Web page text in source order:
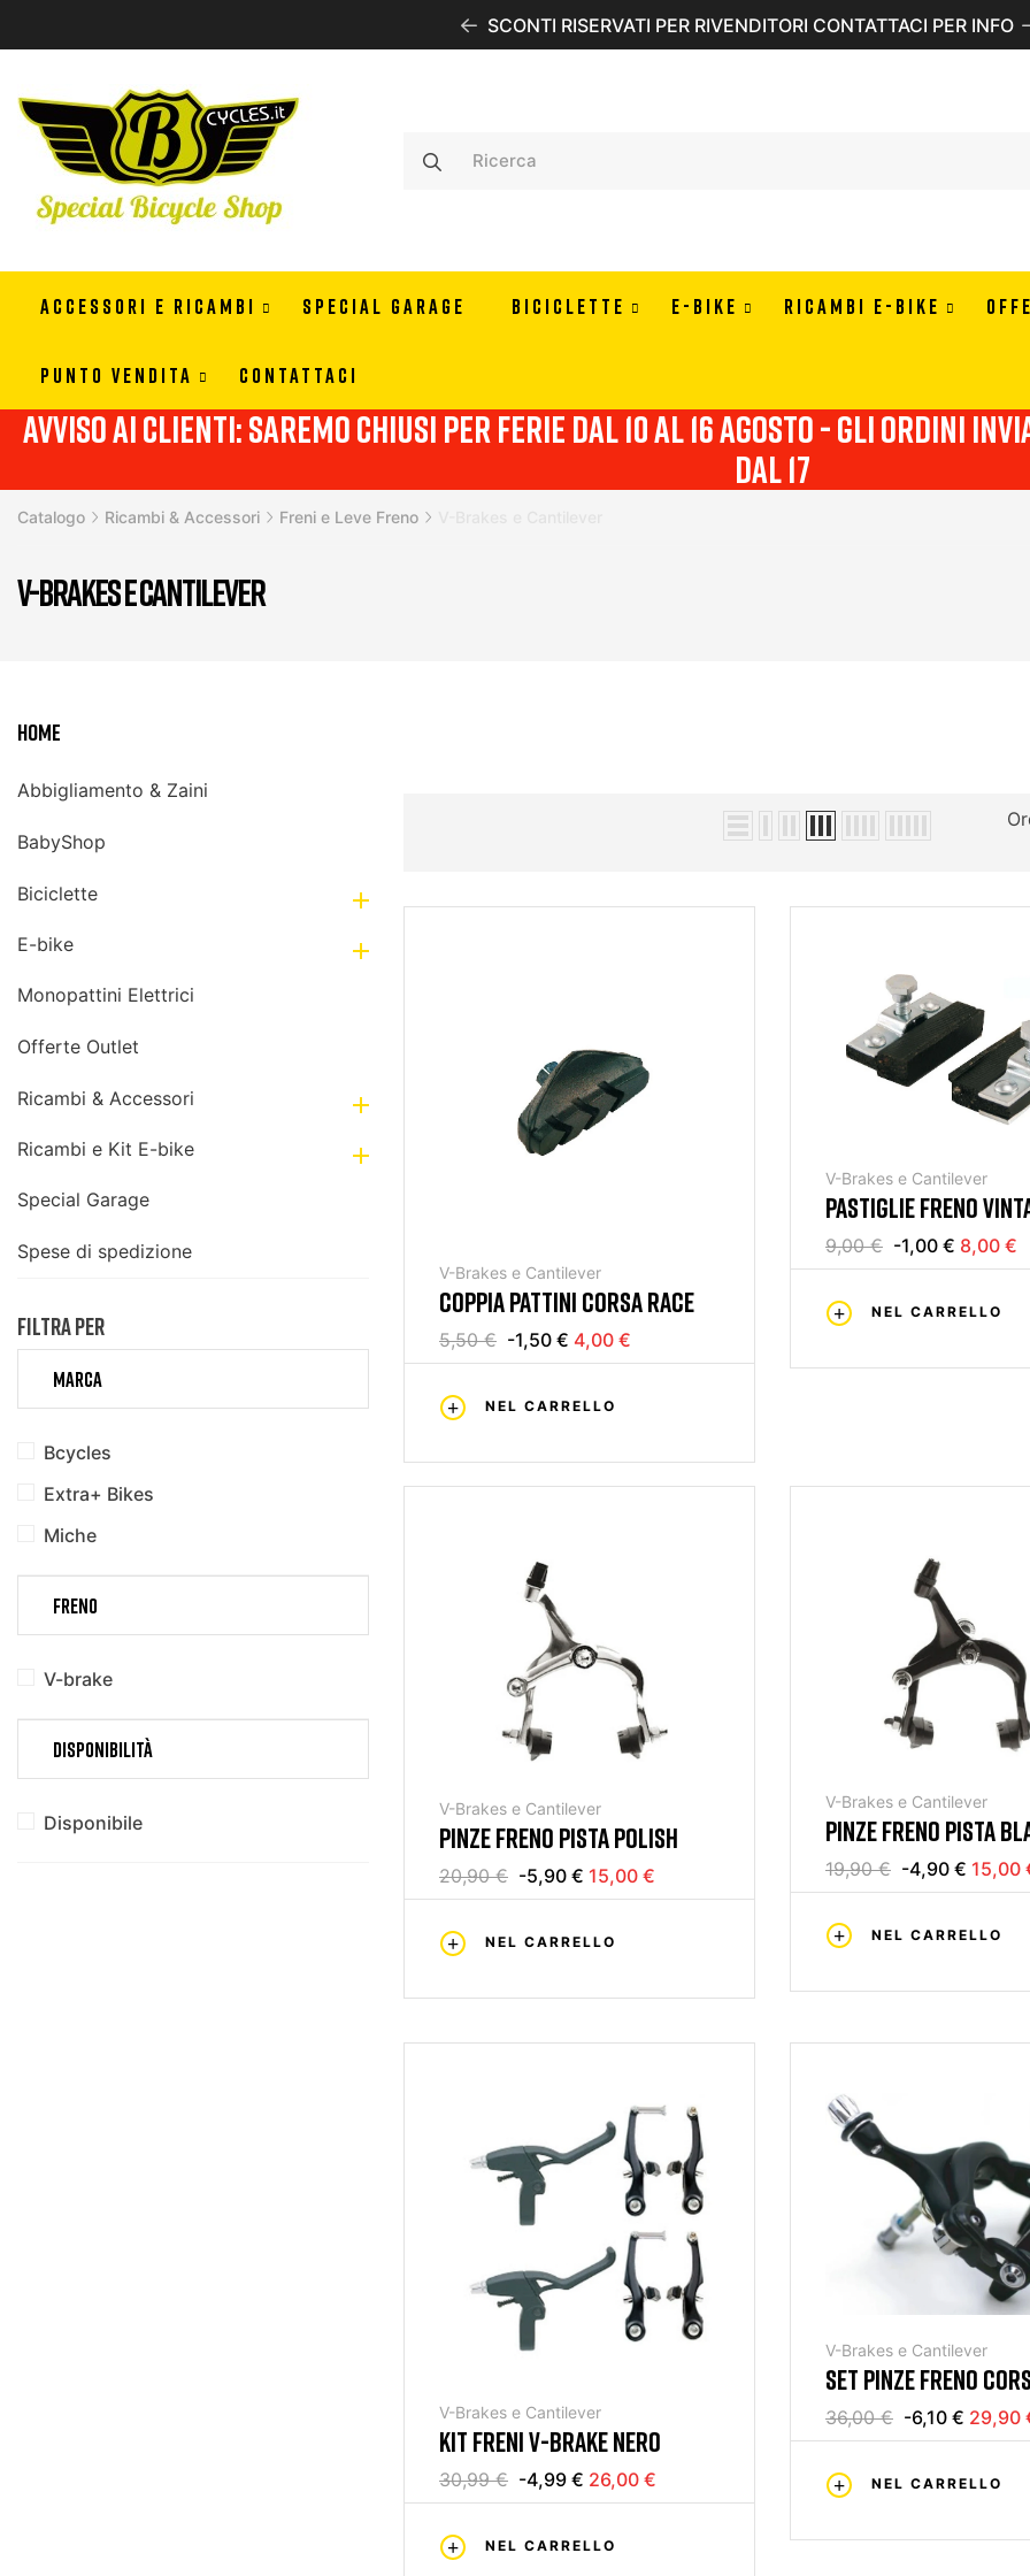
SCONTI RISERVATI PER RIVENDITORI CONTATTACI PER INFO
ACCESSORI E RICAMBI SPECIAL GARAGE BICICLETTE E-BIKE RICAMBI E-BIKE
PUNTO VENDITA CONTATTACI
Avviso ai clienti: Saremo chiusi per ferie dal 10 al 16 agosto - Gli ordini
dal 17
Catalogo Ricambi & Accessori Freni e Leve Freno
V-BRAKES E CANTILEVER
Home
Abbigliamento & Zaini
BabyShop
Biciclette 
E-bike 
Monopattini Elettrici
Offerte Outlet
Ricambi & Accessori 
Ricambi e Kit E-bike 
Special Garage
Spese di spedizione
FILTRA PER
MARCA
Bcycles
Extra+ Bikes
Miche
FRENO
V-brake
DISPONIBILITÀ
Disponibile
V-Brakes e Cantilever
COPPIA PATTINI CORSA RACE
5,50 € -1,50 € 4,00 €
NEL CARRELLO
V-Brakes e Cantilever
PASTIGLIE FRENO
ERRE PADS
9,00 € -1,00 € 8,00 €
NEL CARRELLO
V-Brakes e Cantilever
PINZE FRENO PISTA POLISH
20,90 € -5,90 € 15,00 €
NEL CARRELLO
V-Brakes e Cantilever
PINZE FRENO PISTA
19,90 € -4,90 € 15,00
NEL CARRELLO
V-Brakes e Cantilever
KIT FRENI V-BRAKE NERO
30,99 € -4,99 € 26,00 €
NEL CARRELLO
V-Brakes e Cantilever
SET PINZE FRENO
BLACK
36,00 € -6,10 € 29,90
NEL CARRELLO